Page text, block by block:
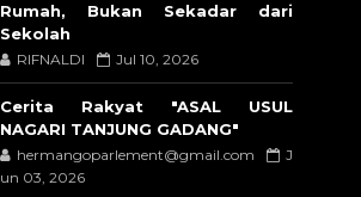
Rumah, Bukan Sekadar dari
Sekolah
RIFNALDI Jul 10, 2026
Cerita Rakyat "ASAL USUL
NAGARI TANJUNG GADANG"
hermangoparlement@gmail.com
J
un 03, 2026